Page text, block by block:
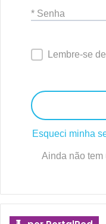
* Senha
Lembre-se
Esqueci minha
Ainda não tem